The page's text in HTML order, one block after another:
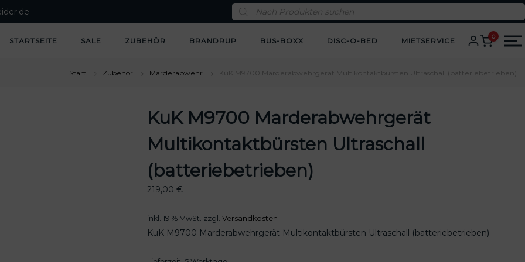
P
o
u
h
STARTSEITE SALE ZUBEHÖR BRANDRUP BUS-BOXX DISC-O-BED MIETSERVICE 0
Start Zubehör Marderabwehr KuK M9700 Marderabwehrgerät Multikontaktbürsten Ultraschall (batteriebetrieben)
KuK M9700 Marderabwehrgerät
Multikontaktbürsten Ultraschall
(batteriebetrieben)
219,00 €
inkl. 19 % MwSt. zzgl. Versandkosten
KuK M9700 Marderabwehrgerät Multikontaktbürsten Ultraschall (batteriebetrieben)